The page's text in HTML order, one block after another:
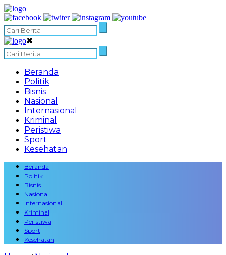
✖
Beranda
Politik
Bisnis
Nasional
Internasional
Kriminal
Peristiwa
Sport
Kesehatan
Beranda
Politik
Bisnis
Nasional
Internasional
Kriminal
Peristiwa
Sport
Kesehatan